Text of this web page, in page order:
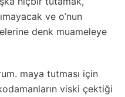
ve o’nun
denk muameleye
maya tutması için
viski çektiği